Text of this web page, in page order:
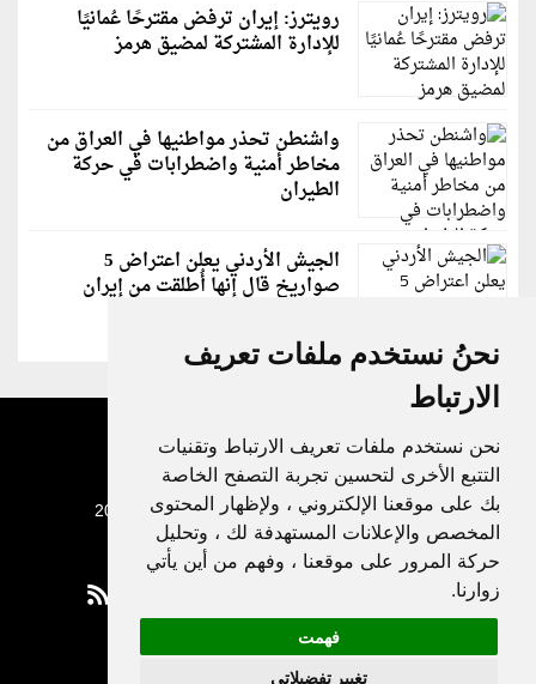
نحنُ نستخدم ملفات تعريف
الارتباط
نحن نستخدم ملفات تعريف الارتباط وتقنيات
التتبع الأخرى لتحسين تجربة التصفح الخاصة
بك على موقعنا الإلكتروني ، ولإظهار المحتوى
المخصص والإعلانات المستهدفة لك ، وتحليل
حركة المرور على موقعنا ، وفهم من أين يأتي
زوارنا.
فهمت
تغيير تفضيلاتي
رويترز: إيران ترفض مقترحًا عُمانيًا
للإدارة المشتركة لمضيق هرمز
واشنطن تحذر مواطنيها في العراق من
مخاطر أمنية واضطرابات في حركة
الطيران
الجيش الأردني يعلن اعتراض 5
صواريخ قال إنها أُطلقت من إيران
جميع الحقوق محفوظة لدنيا الوطن © 2003 - 2022
Privacy Policy